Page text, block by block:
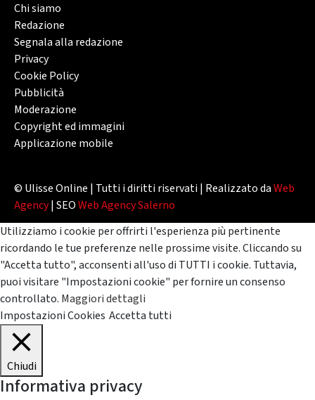
Chi siamo
Redazione
Segnala alla redazione
Privacy
Cookie Policy
Pubblicità
Moderazione
Copyright ed immagini
Applicazione mobile
© Ulisse Online | Tutti i diritti riservati | Realizzato daWeb
Agency| SEOWeb Agency Salerno
Utilizziamo i cookie per offrirti l'esperienza più pertinente
ricordando le tue preferenze nelle prossime visite. Cliccando su
"Accetta tutto", acconsenti all'uso di TUTTI i cookie. Tuttavia,
puoi visitare "Impostazioni cookie" per fornire un consenso
controllato. Maggiori dettagli
Impostazioni Cookies Accetta tutti
Chiudi
Informativa privacy